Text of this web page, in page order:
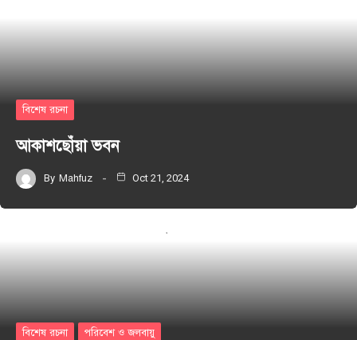
বিশেষ রচনা
আকাশছোঁয়া ভবন
By Mahfuz Oct 21, 2024
বিশেষ রচনা পরিবেশ ও জলবায়ু